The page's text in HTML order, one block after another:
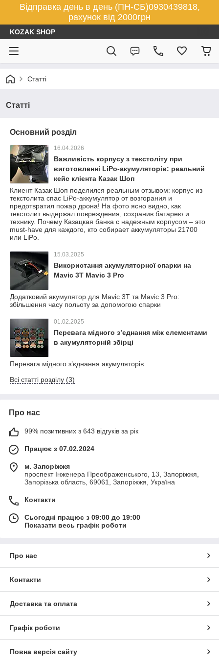
Відправка день в день (ПН-СБ)0930439818,
рахунок від 2000грн
KOZAK SHOP
Статті
Статті
Основний розділ
16.04.2026
Важливість корпусу з текстоліту при
виготовленні LiPo-акумуляторів: реальний
кейс клієнта Казак Шоп
Клиент Казак Шоп поделился реальным отзывом: корпус из
текстолита спас LiPo-аккумулятор от возгорания и
предотвратил пожар дрона! На фото ясно видно, как
текстолит выдержал повреждения, сохранив батарею и
технику. Почему Казацкая банка с надежным корпусом – это
must-have для каждого, кто собирает аккумуляторы 21700
или LiPo.
15.03.2025
Використання акумуляторної спарки на
Mavic 3T Mavic 3 Pro
Додатковий акумулятор для Mavic 3T та Mavic 3 Pro:
збільшення часу польоту за допомогою спарки
01.02.2025
Перевага мідного з’єднання між елементами
в акумуляторній збірці
Перевага мідного з’єднання акумуляторів
Всі статті розділу (3)
Про нас
99% позитивних з 643 відгуків за рік
Працює з 07.02.2024
м. Запоріжжя
проспект Інженера Преображенського, 13, Запоріжжя,
Запорізька область, 69061, Запоріжжя, Україна
Контакти
Сьогодні працює з 09:00 до 19:00
Показати весь графік роботи
Про нас
Контакти
Доставка та оплата
Графік роботи
Повна версія сайту